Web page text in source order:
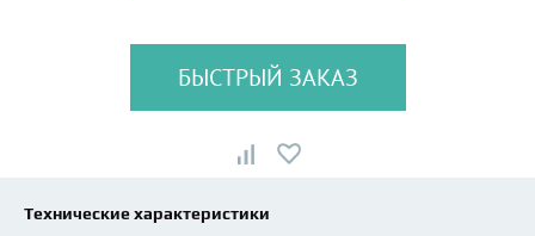
БЫСТРЫЙ ЗАКАЗ
Технические характеристики